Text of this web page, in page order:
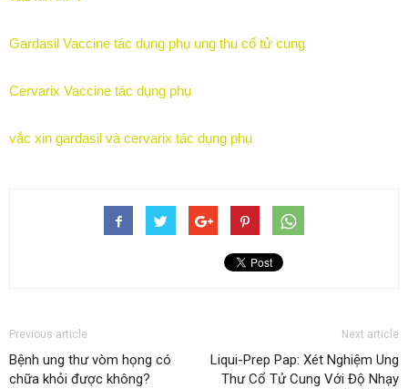
Gardasil Vaccine tác dụng phụ ung thu cổ tử cung
Cervarix Vaccine tác dụng phụ
vắc xin gardasil và cervarix tác dụng phụ
Previous article
Bệnh ung thư vòm họng có
chữa khỏi được không?
Next article
Liqui-Prep Pap: Xét Nghiệm Ung
Thư Cổ Tử Cung Với Độ Nhạy